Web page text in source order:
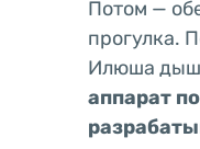
Потом —
прогулка.
Илюша
аппарат